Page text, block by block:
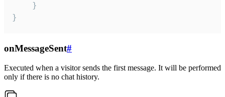
    }
}
onMessageSent#
Executed when a visitor sends the first message. It will be performed
only if there is no chat history.